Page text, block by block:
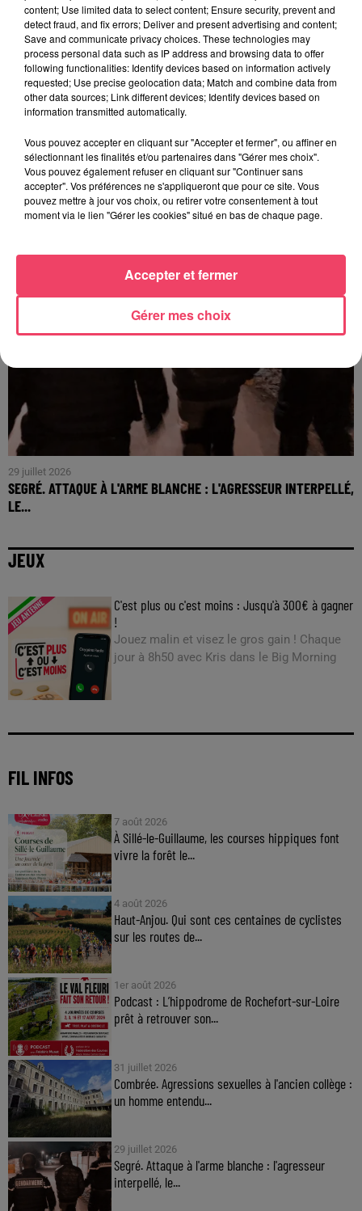
31 juillet 2026
COMBRÉE. AGRESSIONS SEXUELLES À L'ANCIEN COLLÈGE : UN
HOMME ENTENDU...
29 juillet 2026
SEGRÉ. ATTAQUE À L'ARME BLANCHE : L'AGRESSEUR INTERPELLÉ,
LE...
JEUX
C'est plus ou c'est moins : Jusqu'à 300€ à gagner
!
Jouez malin et visez le gros gain ! Chaque
jour à 8h50 avec Kris dans le Big Morning
FIL INFOS
7 août 2026
À Sillé-le-Guillaume, les courses hippiques font
vivre la forêt le...
4 août 2026
Haut-Anjou. Qui sont ces centaines de cyclistes
sur les routes de...
1er août 2026
Podcast : L’hippodrome de Rochefort-sur-Loire
prêt à retrouver son...
31 juillet 2026
Combrée. Agressions sexuelles à l'ancien collège :
un homme entendu...
29 juillet 2026
Segré. Attaque à l'arme blanche : l'agresseur
interpellé, le...
content; Use limited data to select content; Ensure security, prevent and
detect fraud, and fix errors; Deliver and present advertising and content;
Save and communicate privacy choices. These technologies may
process personal data such as IP address and browsing data to offer
following functionalities: Identify devices based on information actively
requested; Use precise geolocation data; Match and combine data from
other data sources; Link different devices; Identify devices based on
information transmitted automatically.
Vous pouvez accepter en cliquant sur "Accepter et fermer", ou affiner en
sélectionnant les finalités et/ou partenaires dans "Gérer mes choix".
Vous pouvez également refuser en cliquant sur "Continuer sans
accepter". Vos préférences ne s'appliqueront que pour ce site. Vous
pouvez mettre à jour vos choix, ou retirer votre consentement à tout
moment via le lien "Gérer les cookies" situé en bas de chaque page.
Gérer mes choix
Accepter et fermer